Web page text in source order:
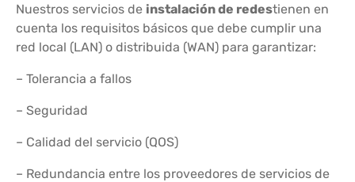
Nuestros servicios de instalación de redestienen en
cuenta los requisitos básicos que debe cumplir una
red local (LAN) o distribuida (WAN) para garantizar:
– Tolerancia a fallos
– Seguridad
– Calidad del servicio (QOS)
– Redundancia entre los proveedores de servicios de